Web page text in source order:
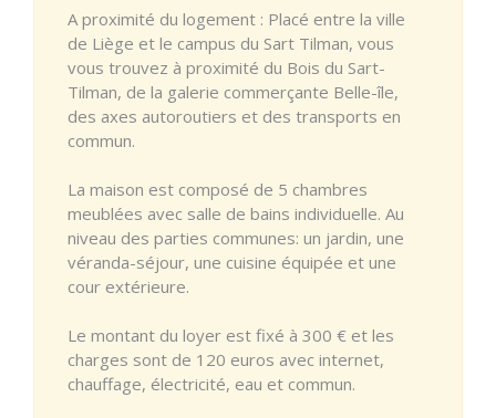
A proximité du logement : Placé entre la ville
de Liège et le campus du Sart Tilman, vous
vous trouvez à proximité du Bois du Sart-
Tilman, de la galerie commerçante Belle-île,
des axes autoroutiers et des transports en
commun.
La maison est composé de 5 chambres
meublées avec salle de bains individuelle. Au
niveau des parties communes: un jardin, une
véranda-séjour, une cuisine équipée et une
cour extérieure.
Le montant du loyer est fixé à 300 € et les
charges sont de 120 euros avec internet,
chauffage, électricité, eau et commun.